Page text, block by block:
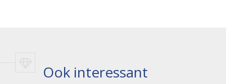
Ook interessant